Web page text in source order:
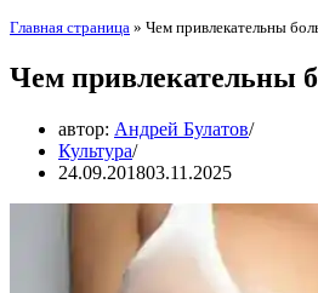
Главная страница » Чем привлекательны
Чем привлекательны
автор: Андрей Булатов
Культура
24.09.201803.11.2025